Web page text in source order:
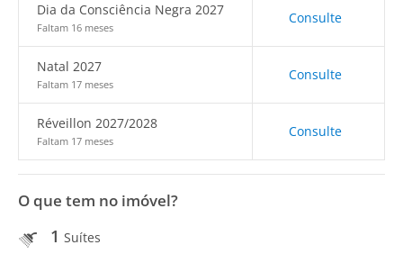
Dia da Consciência Negra 2027
Faltam 16 meses
Consulte
Natal 2027
Faltam 17 meses
Consulte
Réveillon 2027/2028
Faltam 17 meses
Consulte
O que tem no imóvel?
1 Suítes